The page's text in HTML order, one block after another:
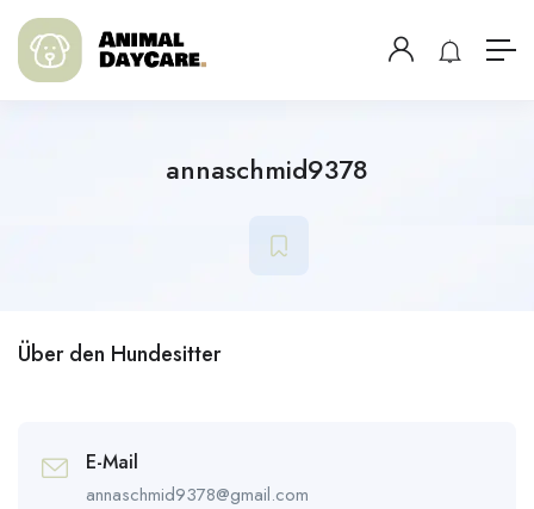
annaschmid9378
Über den Hundesitter
E-Mail
annaschmid9378@gmail.com